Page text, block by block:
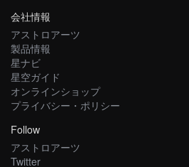
会社情報
アストロアーツ
製品情報
星ナビ
星空ガイド
オンラインショップ
プライバシー・ポリシー
Follow
アストロアーツ
Twitter